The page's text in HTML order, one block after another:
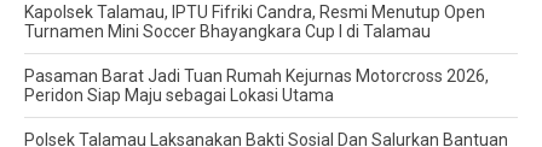
Kapolsek Talamau, IPTU Fifriki Candra, Resmi Menutup Open
Turnamen Mini Soccer Bhayangkara Cup I di Talamau
Pasaman Barat Jadi Tuan Rumah Kejurnas Motorcross 2026,
Peridon Siap Maju sebagai Lokasi Utama
Polsek Talamau Laksanakan Bakti Sosial Dan Salurkan Bantuan